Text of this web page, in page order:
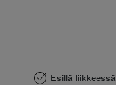
Esillä liikkeessä